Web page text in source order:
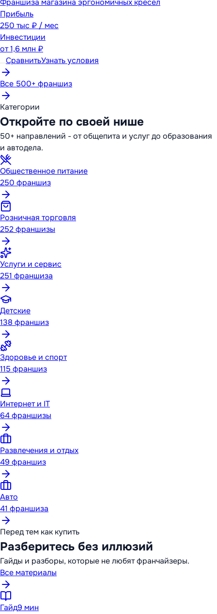
Франшиза магазина эргономичных кресел
Прибыль
250 тыс ₽ / мес
Инвестиции
от1,6 млн ₽
СравнитьУзнать условия
Все 500+ франшиз
Категории
Откройте по своей нише
50+ направлений - от общепита и услуг до образования
и автодела.
Общественное питание
250 франшиз
Розничная торговля
252франшизы
Услуги и сервис
251 франшиза
Детские
138 франшиз
Здоровье и спорт
115 франшиз
Интернет и IT
64франшизы
Развлечения и отдых
49 франшиз
Авто
41 франшиза
Перед тем как купить
Разберитесь без иллюзий
Гайды и разборы, которые не любят франчайзеры.
Все материалы
Гайд9 мин